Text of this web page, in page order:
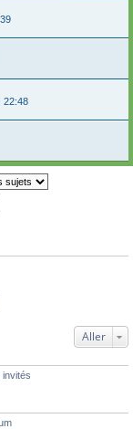
22:48
Aller
invités